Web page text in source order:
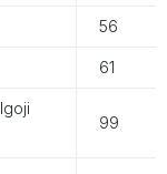
56
61
99